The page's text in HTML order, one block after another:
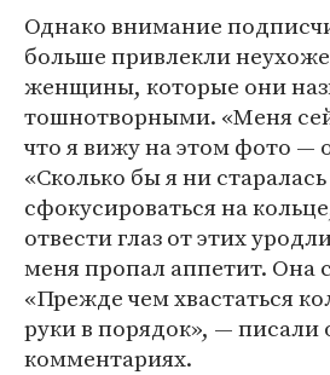
Однако внимание
больше привлекли
женщины, которые они
тошнотворными. «Меня
что я вижу на этом фото —
«Сколько бы я ни старалась
сфокусироваться на
отвести глаз от этих
меня пропал аппетит. Она
«Прежде чем хвастаться
руки в порядок», — писали
комментариях.